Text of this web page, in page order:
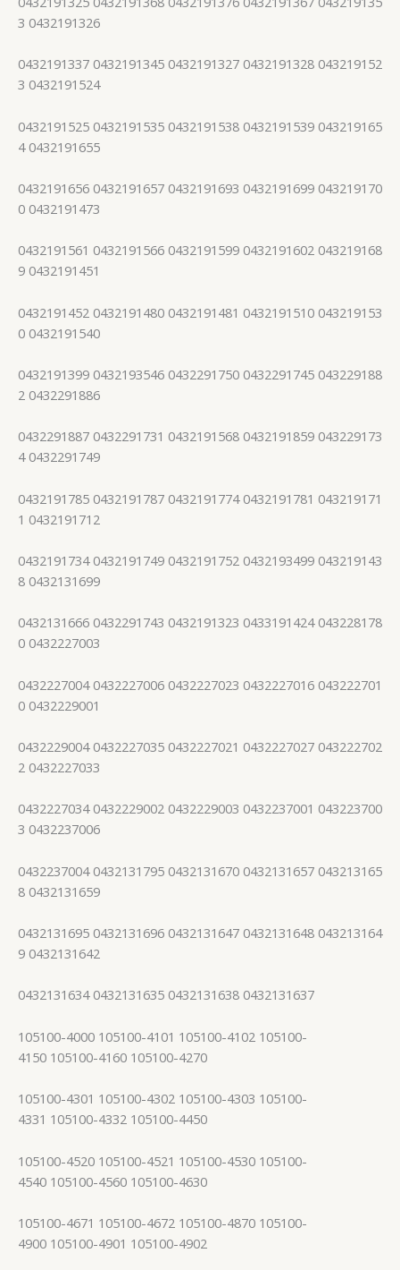
3 0432191326
0432191337 0432191345 0432191327 0432191328 043219152
3 0432191524
0432191525 0432191535 0432191538 0432191539 043219165
4 0432191655
0432191656 0432191657 0432191693 0432191699 043219170
0 0432191473
0432191561 0432191566 0432191599 0432191602 043219168
9 0432191451
0432191452 0432191480 0432191481 0432191510 043219153
0 0432191540
0432191399 0432193546 0432291750 0432291745 043229188
2 0432291886
0432291887 0432291731 0432191568 0432191859 043229173
4 0432291749
0432191785 0432191787 0432191774 0432191781 043219171
1 0432191712
0432191734 0432191749 0432191752 0432193499 043219143
8 0432131699
0432131666 0432291743 0432191323 0433191424 043228178
0 0432227003
0432227004 0432227006 0432227023 0432227016 043222701
0 0432229001
0432229004 0432227035 0432227021 0432227027 043222702
2 0432227033
0432227034 0432229002 0432229003 0432237001 043223700
3 0432237006
0432237004 0432131795 0432131670 0432131657 043213165
8 0432131659
0432131695 0432131696 0432131647 0432131648 043213164
9 0432131642
0432131634 0432131635 0432131638 0432131637
105100-4000 105100-4101 105100-4102 105100-
4150 105100-4160 105100-4270
105100-4301 105100-4302 105100-4303 105100-
4331 105100-4332 105100-4450
105100-4520 105100-4521 105100-4530 105100-
4540 105100-4560 105100-4630
105100-4671 105100-4672 105100-4870 105100-
4900 105100-4901 105100-4902